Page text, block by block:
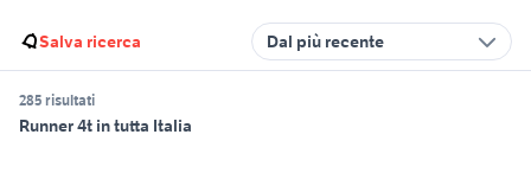
Salva ricerca Dal più recente
285 risultati
Runner 4t in tutta Italia